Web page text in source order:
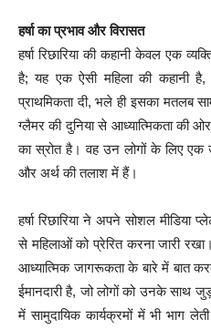
हर्षा का प्रभाव और विरासत
हर्षा रिछारिया की कहानी केवल एक
है; यह एक ऐसी महिला की कहानी
प्राथमिकता दी, भले ही इसका मतलब
ग्लैमर की दुनिया से आध्यात्मिकता की
का स्रोत है। वह उन लोगों के लिए
और अर्थ की तलाश में हैं।
हर्षा रिछारिया ने अपने सोशल मीडिया
से महिलाओं को प्रेरित करना जारी
आध्यात्मिक जागरूकता के बारे में बात
ईमानदारी है, जो लोगों को उनके साथ
में सामुदायिक कार्यक्रमों में भी भाग